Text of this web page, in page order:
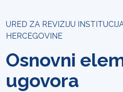
URED ZA REVIZIJU
HERCEGOVINE
Osnovni
ugovora